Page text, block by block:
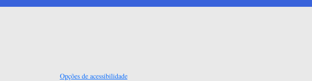
Opções de acessibilidade